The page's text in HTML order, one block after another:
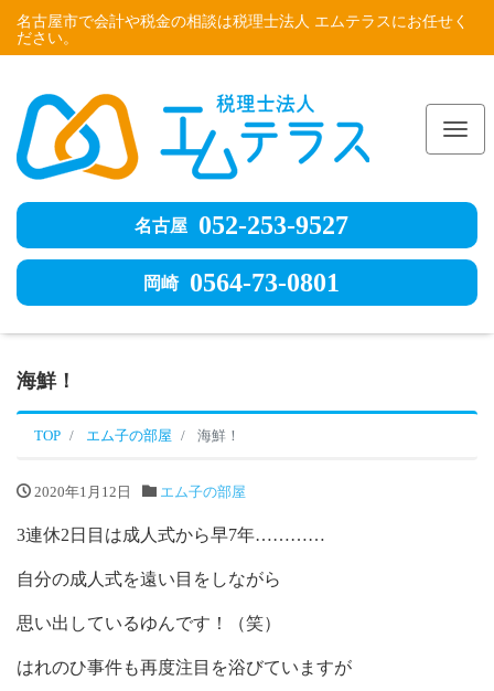
名古屋市で会計や税金の相談は税理士法人 エムテラスにお任せく
ださい。
名古屋 052-253-9527
岡崎 0564-73-0801
海鮮！
TOP エム子の部屋 海鮮！
2020年1月12日 エム子の部屋
3連休2日目は成人式から早7年…………
自分の成人式を遠い目をしながら
思い出しているゆんです！（笑）
はれのひ事件も再度注目を浴びていますが